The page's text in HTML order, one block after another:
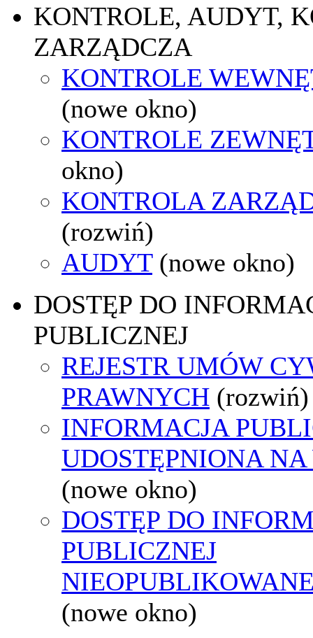
KONTROLE, AUDYT,
ZARZĄDCZA
KONTROLE
(nowe okno)
KONTROLE
okno)
KONTROLA
(rozwiń)
AUDYT (nowe okno)
DOSTĘP DO
PUBLICZNEJ
REJESTR UMÓW
PRAWNYCH (rozwiń)
INFORMACJA
UDOSTĘPNIONA
(nowe okno)
DOSTĘP DO
PUBLICZNEJ
(nowe okno)